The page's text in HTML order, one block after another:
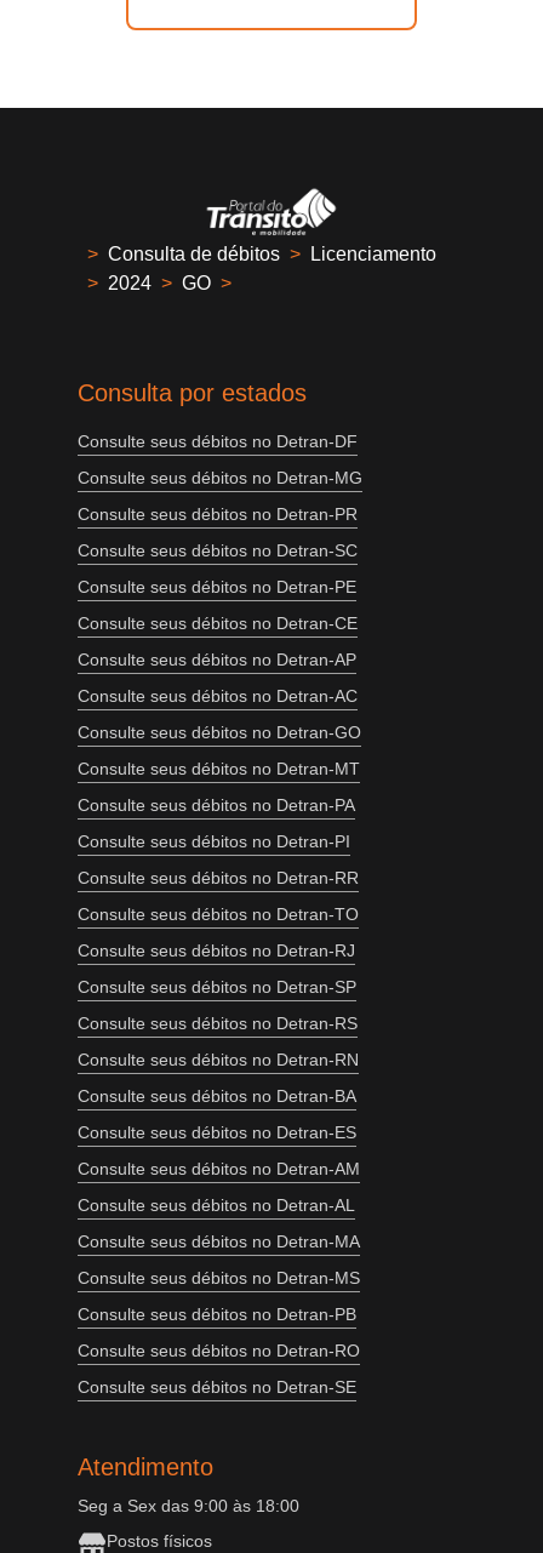
> Consulta de débitos >
Licenciamento
> 2024 > GO >
Consulta por estados
Consulte seus débitos no Detran-DF
Consulte seus débitos no Detran-MG
Consulte seus débitos no Detran-PR
Consulte seus débitos no Detran-SC
Consulte seus débitos no Detran-PE
Consulte seus débitos no Detran-CE
Consulte seus débitos no Detran-AP
Consulte seus débitos no Detran-AC
Consulte seus débitos no Detran-GO
Consulte seus débitos no Detran-MT
Consulte seus débitos no Detran-PA
Consulte seus débitos no Detran-PI
Consulte seus débitos no Detran-RR
Consulte seus débitos no Detran-TO
Consulte seus débitos no Detran-RJ
Consulte seus débitos no Detran-SP
Consulte seus débitos no Detran-RS
Consulte seus débitos no Detran-RN
Consulte seus débitos no Detran-BA
Consulte seus débitos no Detran-ES
Consulte seus débitos no Detran-AM
Consulte seus débitos no Detran-AL
Consulte seus débitos no Detran-MA
Consulte seus débitos no Detran-MS
Consulte seus débitos no Detran-PB
Consulte seus débitos no Detran-RO
Consulte seus débitos no Detran-SE
Atendimento
Seg a Sex das 9:00 às 18:00
Postos físicos